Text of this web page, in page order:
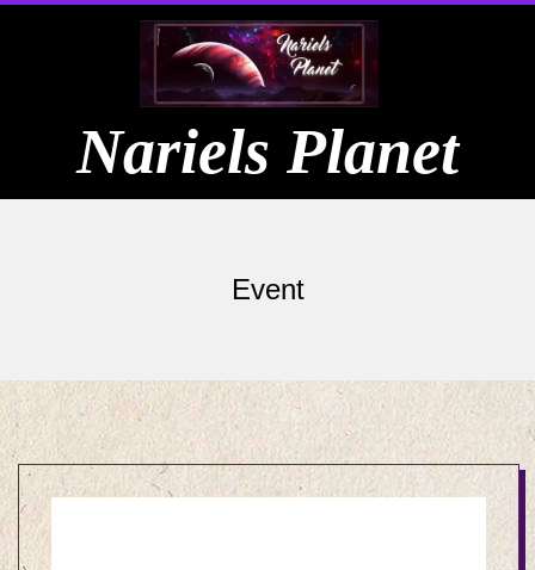
Nariels Planet
Event